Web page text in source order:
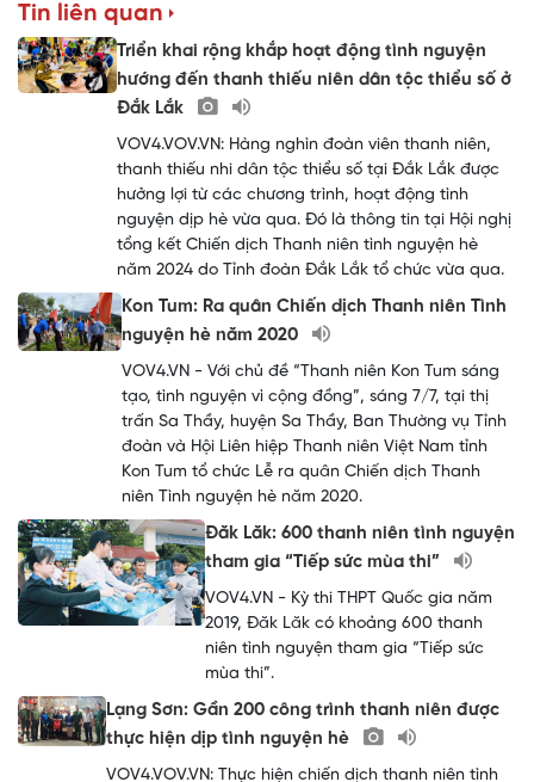
Tin liên quan
Triển khai rộng khắp hoạt động tình nguyện
hướng đến thanh thiếu niên dân tộc thiểu số ở
Đắk Lắk
VOV4.VOV.VN: Hàng nghìn đoàn viên thanh niên,
thanh thiếu nhi dân tộc thiểu số tại Đắk Lắk được
hưởng lợi từ các chương trình, hoạt động tình
nguyện dịp hè vừa qua. Đó là thông tin tại Hội nghị
tổng kết Chiến dịch Thanh niên tình nguyện hè
năm 2024 do Tỉnh đoàn Đắk Lắk tổ chức vừa qua.
Kon Tum: Ra quân Chiến dịch Thanh niên Tình
nguyện hè năm 2020
VOV4.VN - Với chủ đề “Thanh niên Kon Tum sáng
tạo, tình nguyện vì cộng đồng”, sáng 7/7, tại thị
trấn Sa Thầy, huyện Sa Thầy, Ban Thường vụ Tỉnh
đoàn và Hội Liên hiệp Thanh niên Việt Nam tỉnh
Kon Tum tổ chức Lễ ra quân Chiến dịch Thanh
niên Tình nguyện hè năm 2020.
Đăk Lăk: 600 thanh niên tình nguyện
tham gia “Tiếp sức mùa thi”
VOV4.VN - Kỳ thi THPT Quốc gia năm
2019, Đăk Lăk có khoảng 600 thanh
niên tình nguyện tham gia “Tiếp sức
mùa thi”.
Lạng Sơn: Gần 200 công trình thanh niên được
thực hiện dịp tình nguyện hè
VOV4.VOV.VN: Thực hiện chiến dịch thanh niên tình